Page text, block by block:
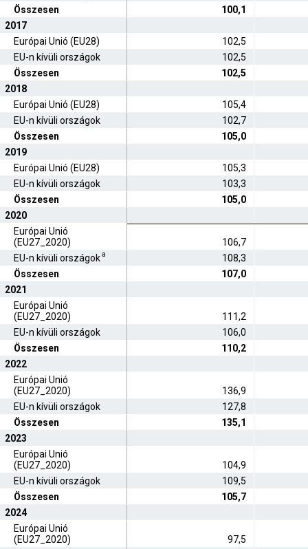
Összesen
100,1
2017
Európai Unió (EU28)
102,5
EU-n kívüli országok
102,5
Összesen
102,5
2018
Európai Unió (EU28)
105,4
EU-n kívüli országok
102,7
Összesen
105,0
2019
Európai Unió (EU28)
105,3
EU-n kívüli országok
103,3
Összesen
105,0
2020
Európai Unió
(EU27_2020)
106,7
EU-n kívüli országoka
108,3
Összesen
107,0
2021
Európai Unió
(EU27_2020)
111,2
EU-n kívüli országok
106,0
Összesen
110,2
2022
Európai Unió
(EU27_2020)
136,9
EU-n kívüli országok
127,8
Összesen
135,1
2023
Európai Unió
(EU27_2020)
104,9
EU-n kívüli országok
109,5
Összesen
105,7
2024
Európai Unió
(EU27_2020)
97,5